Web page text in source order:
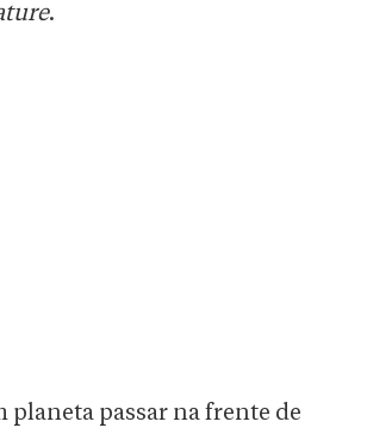
.
planeta passar na frente de